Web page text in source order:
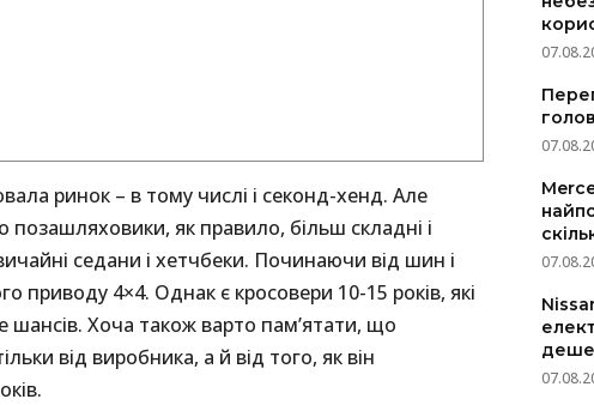
ринок – в тому числі і секонд-хенд. Але
позашляховики, як правило, більш складні і
седани і хетчбеки. Починаючи від шин і
приводу 4×4. Однак є кросовери 10-15 років, які
Хоча також варто пам’ятати, що
від виробника, а й від того, як він